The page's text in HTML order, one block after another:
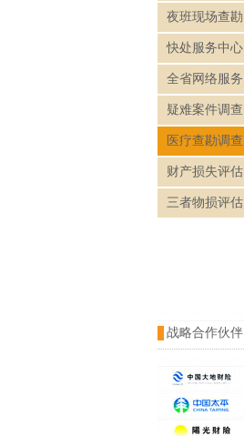
夜班现场查勘
快处服务中心
全省网络服务
疑难案件调查
医疗查勘调查
财产损失评估
三者物损评估
战略合作伙伴